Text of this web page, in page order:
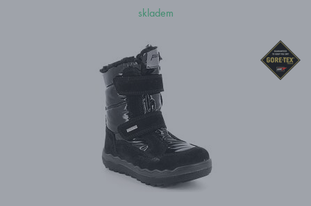
skladem